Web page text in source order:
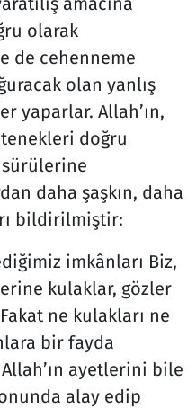
olarak
de cehenneme
olan yanlış
yaparlar. Allah’ın,
doğru
daha şaşkın, daha
bildirilmiştir:
imkânları Biz,
kulaklar, gözler
ne kulakları ne
bir fayda
ayetlerini bile
alay edip